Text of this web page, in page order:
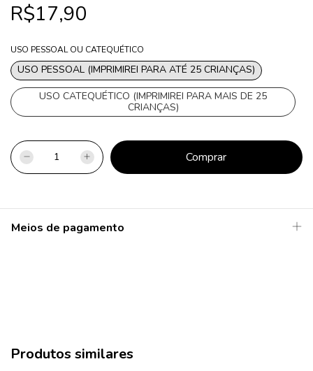
R$17,90
USO PESSOAL OU CATEQUÉTICO
USO PESSOAL (IMPRIMIREI PARA ATÉ 25 CRIANÇAS)
USO CATEQUÉTICO (IMPRIMIREI PARA MAIS DE 25
CRIANÇAS)
Meios de pagamento
Produtos similares